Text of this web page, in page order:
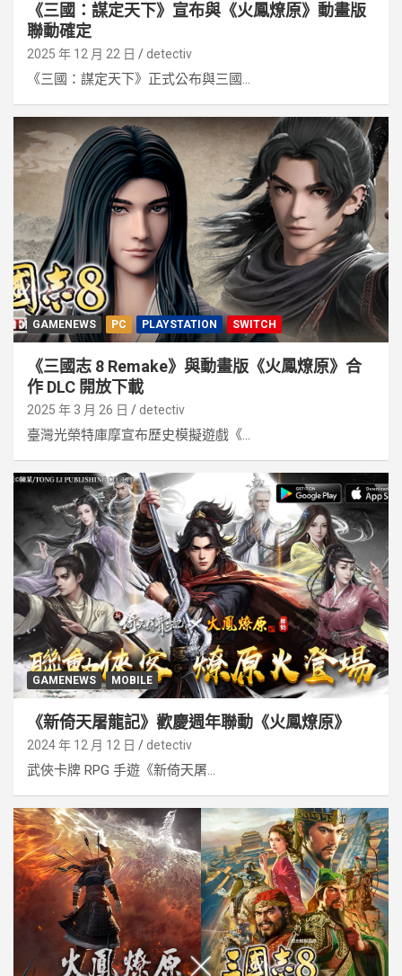
《三國：謀定天下》宣布與《火鳳燎原》動畫版
聯動確定
2025 年 12 月 22 日 detectiv
《三國：謀定天下》正式公布與三國...
GAMENEWS PC PLAYSTATION SWITCH
《三國志 8 Remake》與動畫版《火鳳燎原》合
作 DLC 開放下載
2025 年 3 月 26 日 detectiv
臺灣光榮特庫摩宣布歷史模擬遊戲《...
GAMENEWS MOBILE
《新倚天屠龍記》歡慶週年聯動《火鳳燎原》
2024 年 12 月 12 日 detectiv
武俠卡牌 RPG 手遊《新倚天屠...